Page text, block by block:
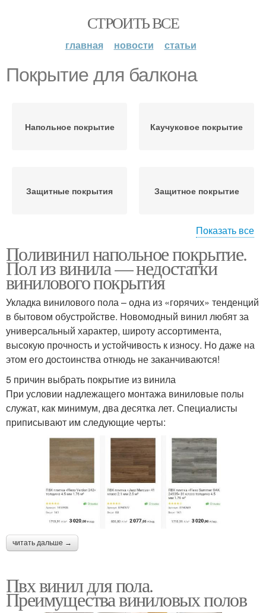
СТРОИТЬ ВСЕ
главная новости статьи
Покрытие для балкона
Напольное покрытие Каучуковое покрытие
Защитные покрытия Защитное покрытие
Модульное покрытие Рулонные покрытия
Плиточные покрытия Покрытия на балконе
Покрытие вместо
ламината
Напольные покрытия
Покрытия для
квартиры
Покрытие для гаража
Покрытие для
спортзала
Показать все
Поливинил напольное покрытие.
Пол из винила — недостатки
винилового покрытия
Укладка винилового пола – одна из «горячих» тенденций
в бытовом обустройстве. Новомодный винил любят за
универсальный характер, широту ассортимента,
высокую прочность и устойчивость к износу. Но даже на
этом его достоинства отнюдь не заканчиваются!
5 причин выбрать покрытие из винила
При условии надлежащего монтажа виниловые полы
служат, как минимум, два десятка лет. Специалисты
приписывают им следующие черты:
читать дальше →
Пвх винил для пола.
Преимущества виниловых полов